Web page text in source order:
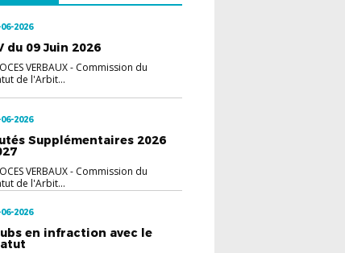
2026
du 09 Juin 2026
VERBAUX- Commission du
de l'Arbit...
2026
Supplémentaires 2026
VERBAUX- Commission du
de l'Arbit...
2026
en infraction avec le